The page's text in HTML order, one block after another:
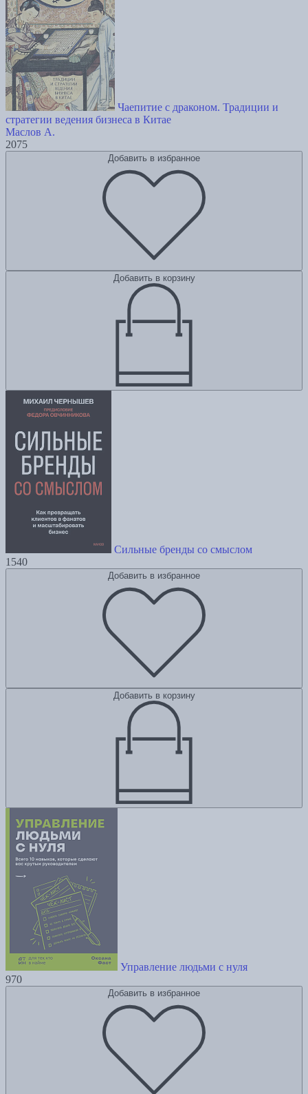
Чаепитие с драконом. Традиции и
стратегии ведения бизнеса в Китае
Маслов А.
2075
Добавить в избранное
Добавить в корзину
Сильные бренды со смыслом
1540
Добавить в избранное
Добавить в корзину
Управление людьми с нуля
970
Добавить в избранное